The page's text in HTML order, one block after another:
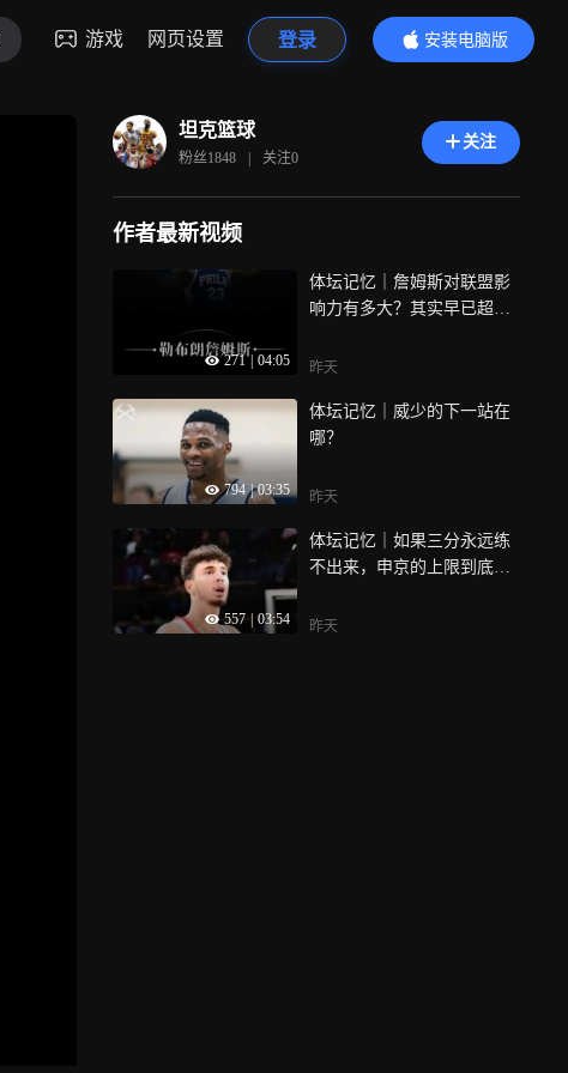
游戏 网页设置 登录
安装电脑版
内容更精彩
坦克篮球
粉丝1848 | 关注0
关注
作者最新视频
271 04:05
体坛记忆｜詹姆斯对联盟影
响力有多大？其实早已超越
昨天
794 | 03:35
体坛记忆｜威少的下一站在
哪？
昨天
557 03:54
体坛记忆｜如果三分永远练
不出来，申京的上限到底在
昨天